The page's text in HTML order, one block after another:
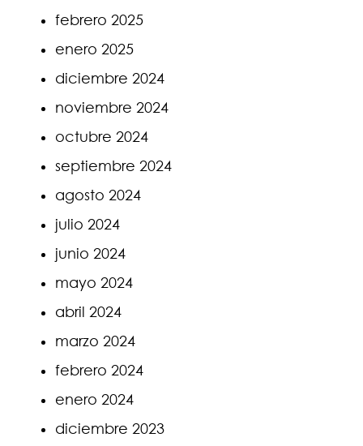
febrero 2025
enero 2025
diciembre 2024
noviembre 2024
octubre 2024
septiembre 2024
agosto 2024
julio 2024
junio 2024
mayo 2024
abril 2024
marzo 2024
febrero 2024
enero 2024
diciembre 2023